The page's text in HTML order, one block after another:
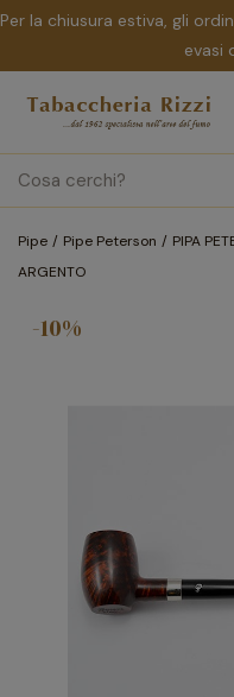
Per la chiusura estiva, gli
evasi
Pipe Pipe Peterson
PIPA
ARGENTO
-10%